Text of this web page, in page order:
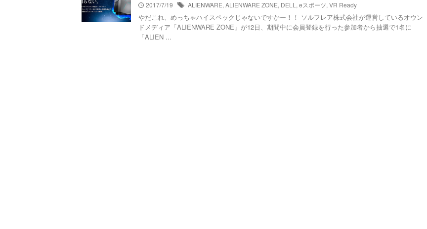
2017/7/19
ALIENWARE, ALIENWARE ZONE, DELL , eスポーツ, VR Ready
やだこれ、めっちゃハイスペックじゃないですかー！！ ソルフレア株式会社が運営しているオウン
ドメディア「ALIENWARE ZONE」が12日、期間中に会員登録を行った参加者から抽選で1名に
「ALIEN ...